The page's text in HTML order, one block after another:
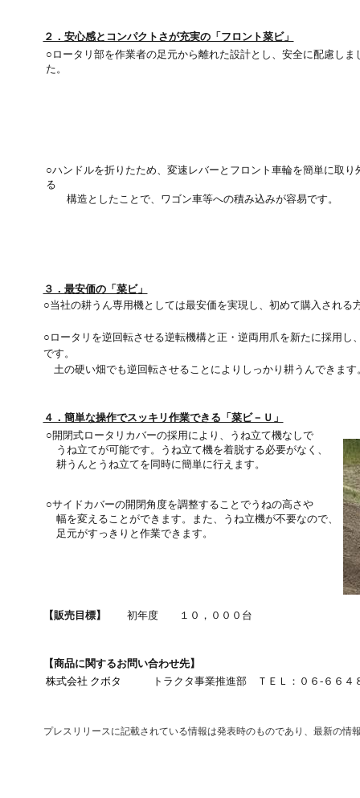
２．安心感とコンパクトさが充実の「フロント菜ビ」
○ロータリ部を作業者の足元から離れた設計とし、安全に配慮しま
た。
○ハンドルを折りたため、変速レバーとフロント車輪を簡単に取り
る
構造としたことで、ワゴン車等への積み込みが容易です。
３．最安価の「菜ビ」
○当社の耕うん専用機としては最安価を実現し、初めて購入される
○ロータリを逆回転させる逆転機構と正・逆両用爪を新たに採用し
です。
土の硬い畑でも逆回転させることによりしっかり耕うんできます
４．簡単な操作でスッキリ作業できる「菜ビ－Ｕ」
○開閉式ロータリカバーの採用により、うね立て機なしで
うね立てが可能です。うね立て機を着脱する必要がなく、
耕うんとうね立てを同時に簡単に行えます。
○サイドカバーの開閉角度を調整することでうねの高さや
幅を変えることができます。また、うね立機が不要なので、
足元がすっきりと作業できます。
【販売目標】 初年度 １０，０００台
【商品に関するお問い合わせ先】
株式会社 クボタ
トラクタ事業推進部 ＴＥＬ：０６-６６４
プレスリリースに記載されている情報は発表時のものであり、最新の情